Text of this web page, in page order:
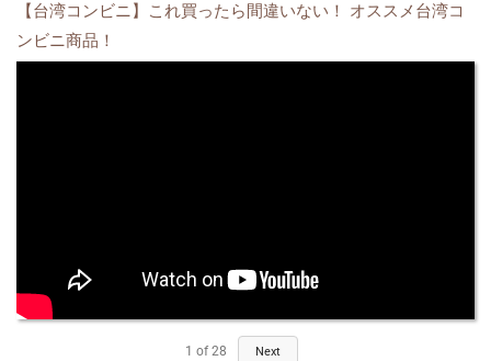
【台湾コンビニ】これ買ったら間違いない！ オススメ台湾コ
ンビニ商品！
1 of 28 Next